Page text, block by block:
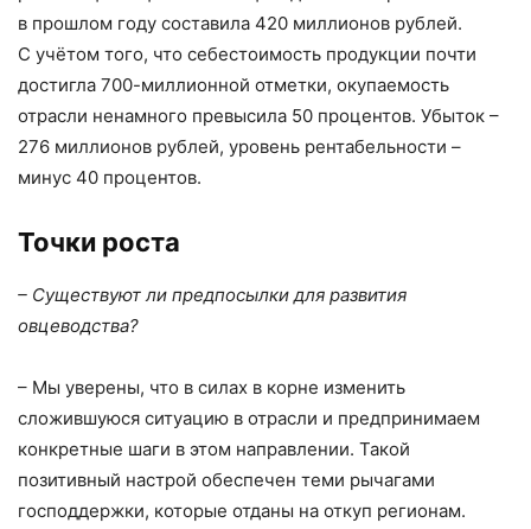
в прошлом году составила 420 миллионов рублей.
С учётом того, что себестоимость продукции почти
достигла 700-миллионной отметки, окупаемость
отрасли ненамного превысила 50 процентов. Убыток –
276 миллионов рублей, уровень рентабельности –
минус 40 процентов.
Точки роста
– Существуют ли предпосылки для развития
овцеводства?
– Мы уверены, что в силах в корне изменить
сложившуюся ситуацию в отрасли и предпринимаем
конкретные шаги в этом направлении. Такой
позитивный настрой обеспечен теми рычагами
господдержки, которые отданы на откуп регионам.